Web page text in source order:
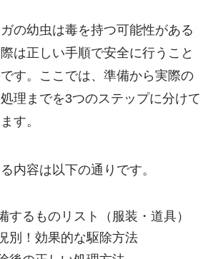
の幼虫は毒を持つ可能性がある
は正しい手順で安全に行うこと
す。ここでは、準備から実際の
理までを3つのステップに分けて
す。
内容は以下の通りです。
するものリスト（服装・道具）
別！効果的な駆除方法